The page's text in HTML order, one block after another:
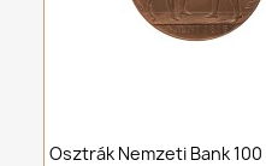
Osztrák Nemzeti Bank